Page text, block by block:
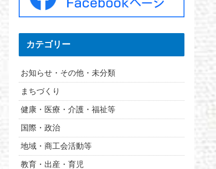
カテゴリー
お知らせ・その他・未分類
まちづくり
健康・医療・介護・福祉等
国際・政治
地域・商工会活動等
教育・出産・育児